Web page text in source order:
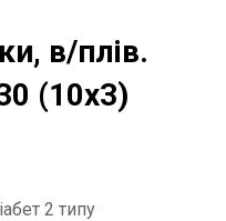
в/плів.
(10х3)
2 типу